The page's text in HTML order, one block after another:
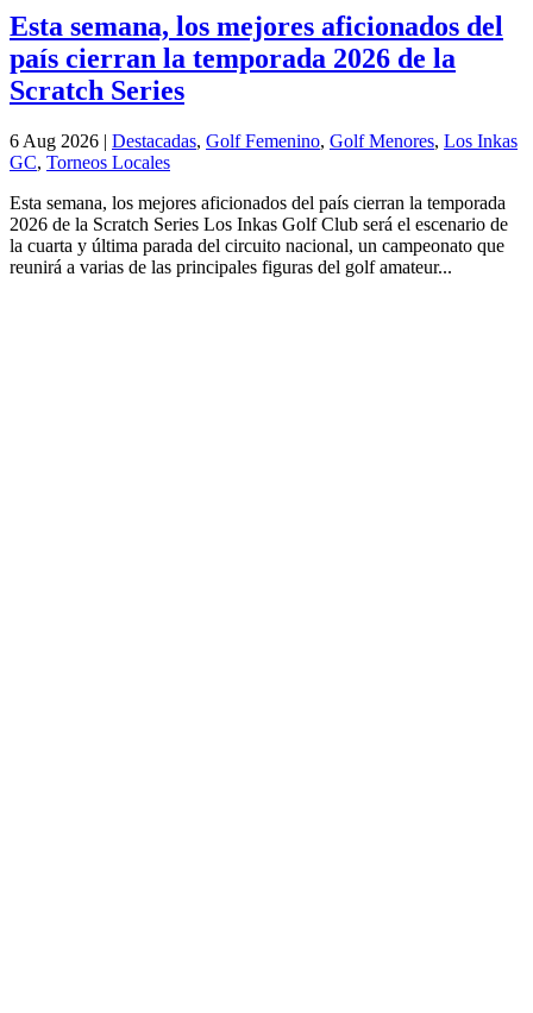
Esta semana, los mejores aficionados del
país cierran la temporada 2026 de la
Scratch Series
6 Aug 2026 | Destacadas, Golf Femenino, Golf Menores, Los Inkas
GC, Torneos Locales
Esta semana, los mejores aficionados del país cierran la temporada
2026 de la Scratch Series Los Inkas Golf Club será el escenario de
la cuarta y última parada del circuito nacional, un campeonato que
reunirá a varias de las principales figuras del golf amateur...